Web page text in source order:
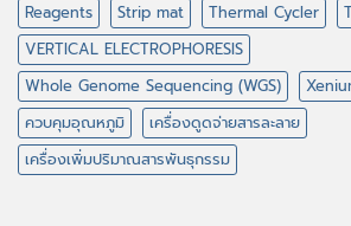
Reagents
Strip mat Thermal Cycler
VERTICAL ELECTROPHORESIS
Whole Genome Sequencing (WGS)
ควบคุมอุณหภูมิ
เครื่องดูดจ่ายสารละลาย
เครื่องเพิ่มปริมาณสารพันธุกรรม